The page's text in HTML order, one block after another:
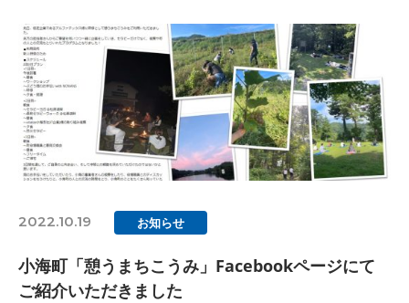
2022.10.19 お知らせ
小海町「憩うまちこうみ」Facebookページにて
ご紹介いただきました